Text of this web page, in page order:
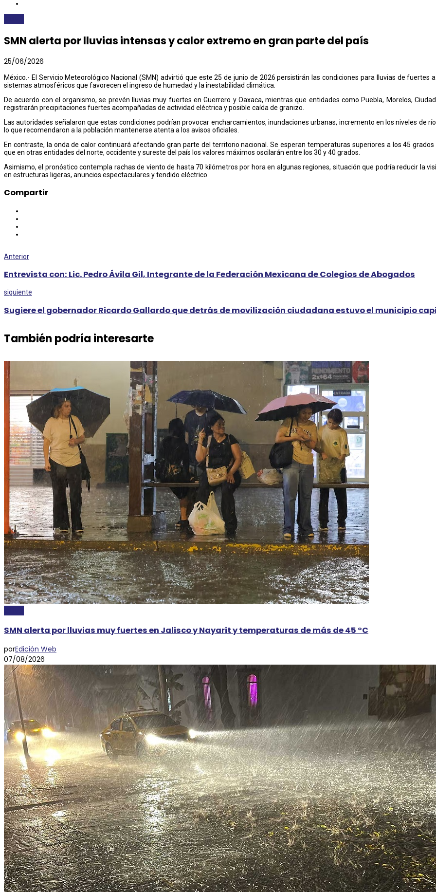
SMN alerta por lluvias intensas y calor extremo en gran parte del país
25/06/2026
México.- El Servicio Meteorológico Nacional (SMN) advirtió que este 25 de junio de 2026 persistirán las condiciones para lluvias de
sistemas atmosféricos que favorecen el ingreso de humedad y la inestabilidad climática.
De acuerdo con el organismo, se prevén lluvias muy fuertes en Guerrero y Oaxaca, mientras que entidades como Puebla, Morelos,
registrarán precipitaciones fuertes acompañadas de actividad eléctrica y posible caída de granizo.
Las autoridades señalaron que estas condiciones podrían provocar encharcamientos, inundaciones urbanas, incremento en los niveles de
lo que recomendaron a la población mantenerse atenta a los avisos oficiales.
En contraste, la onda de calor continuará afectando gran parte del territorio nacional. Se esperan temperaturas superiores a los 45
que en otras entidades del norte, occidente y sureste del país los valores máximos oscilarán entre los 30 y 40 grados.
Asimismo, el pronóstico contempla rachas de viento de hasta 70 kilómetros por hora en algunas regiones, situación que podría reducir la
en estructuras ligeras, anuncios espectaculares y tendido eléctrico.
Compartir
Anterior
Entrevista con: Lic. Pedro Ávila Gil, Integrante de la Federación Mexicana de Colegios de Abogados
siguiente
Sugiere el gobernador Ricardo Gallardo que detrás de movilización ciudadana estuvo el municipio
También podría interesarte
SMN alerta por lluvias muy fuertes en Jalisco y Nayarit y temperaturas de más de 45 °C
porEdición Web
07/08/2026